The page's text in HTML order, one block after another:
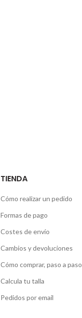
TIENDA
Cómo realizar un pedido
Formas de pago
Costes de envío
Cambios y devoluciones
Cómo comprar, paso a paso
Calcula tu talla
Pedidos por email